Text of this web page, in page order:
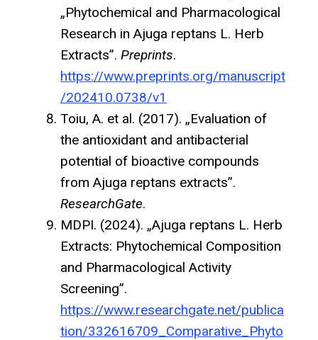
„Phytochemical and Pharmacological
Research in Ajuga reptans L. Herb
Extracts”. Preprints.
https://www.preprints.org/manuscript
/202410.0738/v1
Toiu, A. et al. (2017). „Evaluation of
the antioxidant and antibacterial
potential of bioactive compounds
from Ajuga reptans extracts”.
ResearchGate.
MDPI. (2024). „Ajuga reptans L. Herb
Extracts: Phytochemical Composition
and Pharmacological Activity
Screening”.
https://www.researchgate.net/publica
tion/332616709_Comparative_Phyto